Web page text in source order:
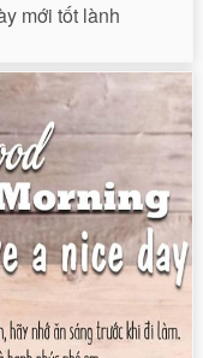
mới tốt lành